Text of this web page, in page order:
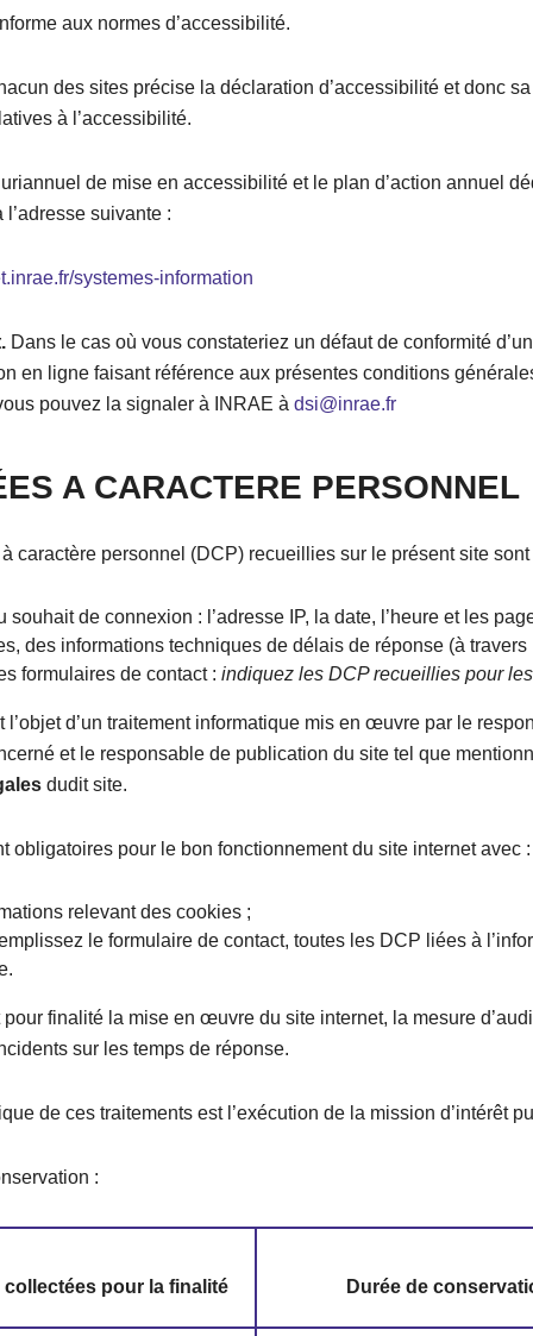
aux normes d’accessibilité.
des sites précise la déclaration d’accessibilité et donc
à l’accessibilité.
de mise en accessibilité et le plan d’action annuel
suivante :
systemes-information
Dans le cas où vous constateriez un défaut de conformité
en ligne faisant référence aux présentes conditions
pouvez la signaler à INRAE àdsi@inrae.fr
A CARACTERE PERSONNEL
caractère personnel (DCP) recueillies sur le présent site sont
souhait de connexion : l’adresse IP, la date, l’heure et les
des informations techniques de délais de réponse (à
formulaires de contact :indiquez les DCP recueillies pour
l’objet d’un traitement informatique mis en œuvre par le
et le responsable de publication du site tel que
dudit site.
obligatoires pour le bon fonctionnement du site internet avec :
relevant des cookies ;
le formulaire de contact, toutes les DCP liées à
finalité la mise en œuvre du site internet, la mesure
sur les temps de réponse.
de ces traitements est l’exécution de la mission d’intérêt
:
pour la finalité Durée de